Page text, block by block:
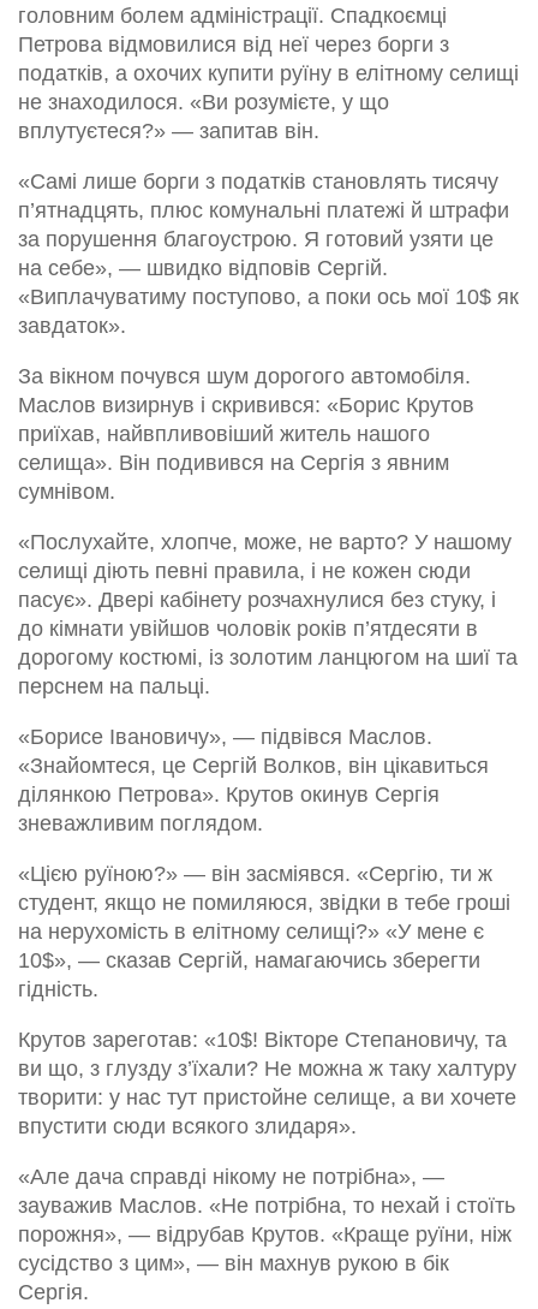
головним болем адміністрації. Спадкоємці
Петрова відмовилися від неї через борги з
податків, а охочих купити руїну в елітному селищі
не знаходилося. «Ви розумієте, у що
вплутуєтеся?» — запитав він.
«Самі лише борги з податків становлять тисячу
п’ятнадцять, плюс комунальні платежі й штрафи
за порушення благоустрою. Я готовий узяти це
на себе», — швидко відповів Сергій.
«Виплачуватиму поступово, а поки ось мої 10$ як
завдаток».
За вікном почувся шум дорогого автомобіля.
Маслов визирнув і скривився: «Борис Крутов
приїхав, найвпливовіший житель нашого
селища». Він подивився на Сергія з явним
сумнівом.
«Послухайте, хлопче, може, не варто? У нашому
селищі діють певні правила, і не кожен сюди
пасує». Двері кабінету розчахнулися без стуку, і
до кімнати увійшов чоловік років п’ятдесяти в
дорогому костюмі, із золотим ланцюгом на шиї та
перснем на пальці.
«Борисе Івановичу», — підвівся Маслов.
«Знайомтеся, це Сергій Волков, він цікавиться
ділянкою Петрова». Крутов окинув Сергія
зневажливим поглядом.
«Цією руїною?» — він засміявся. «Сергію, ти ж
студент, якщо не помиляюся, звідки в тебе гроші
на нерухомість в елітному селищі?» «У мене є
10$», — сказав Сергій, намагаючись зберегти
гідність.
Крутов зареготав: «10$! Вікторе Степановичу, та
ви що, з глузду з’їхали? Не можна ж таку халтуру
творити: у нас тут пристойне селище, а ви хочете
впустити сюди всякого злидаря».
«Але дача справді нікому не потрібна», —
зауважив Маслов. «Не потрібна, то нехай і стоїть
порожня», — відрубав Крутов. «Краще руїни, ніж
сусідство з цим», — він махнув рукою в бік
Сергія.